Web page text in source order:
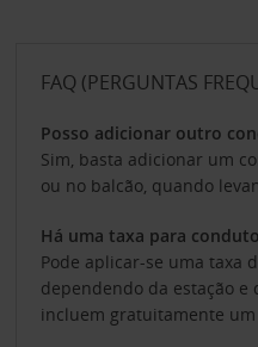
FAQ (PERGUNTAS
Posso adicionar outro
Sim, basta adicionar um
ou no balcão, quando
Há uma taxa para
Pode aplicar-se uma taxa
dependendo da estação
incluem gratuitamente um